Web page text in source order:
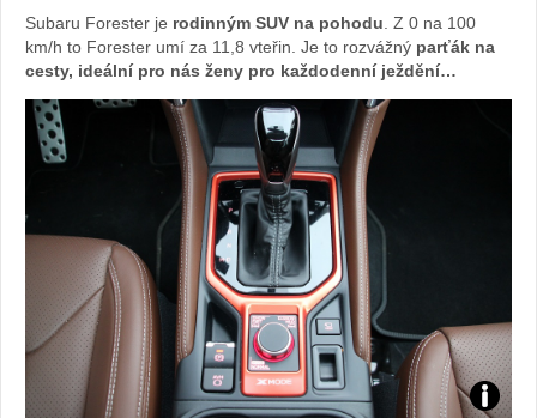
Subaru Forester je rodinným SUV na pohodu . Z 0 na 100
km/h to Forester umí za 11,8 vteřin. Je to rozvážný parťák na
cesty, ideální pro nás ženy pro každodenní ježdění…
Foto: